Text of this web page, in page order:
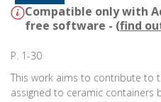
Compatible only with
free software - (find
P. 1-30
This work aims to contribute to
assigned to ceramic containers